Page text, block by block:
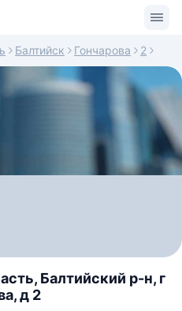
Балтийск Гончарова 2
Балтийский р-н, г
д 2